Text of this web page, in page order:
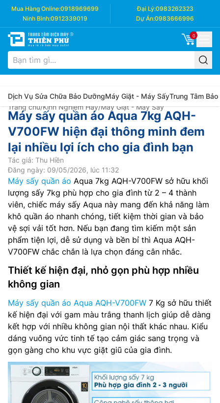
Mua Hàng Online:0918969699 Đại Lý:0983262323
Ninh Bình:0912339019 Dự Án:0983666996
0
Dịch Vụ Sửa Chữa Bảo DưỡngMáy Giặt - Máy SấyTrung Tâm Bảo
Trang chủ/Kinh Nghiệm Hay/Máy Giặt - Máy Sấy
Máy sấy quần áo Aqua 7kg AQH-
V700FW hiện đại thông minh đem
lại nhiều lợi ích cho gia đình bạn
Tác giả: Thu Hiền
Đăng ngày: 09/05/2026, lúc 11:32
Máy sấy quần áo Aqua 7kg AQH-V700FW sở hữu khối
lượng sấy 7kg phù hợp cho gia đình từ 2 – 4 thành
viên, chiếc máy sấy Aqua này mang đến khả năng làm
khô quần áo nhanh chóng, tiết kiệm thời gian và bảo
vệ sợi vải tốt hơn. Nếu bạn đang tìm kiếm một sản
phẩm tiện lợi, dễ sử dụng và bền bỉ thì Aqua AQH-
V700FW chắc chắn là lựa chọn đáng cân nhắc.
Thiết kế hiện đại, nhỏ gọn phù hợp nhiều
không gian
Máy sấy quần áo Aqua AQH-V700FW 7 Kg sở hữu thiết
kế hiện đại với gam màu trắng thanh lịch giúp dễ dàng
kết hợp với nhiều không gian nội thất khác nhau. Kiểu
dáng vuông vức tinh tế tạo cảm giác sang trọng và
gọn gàng cho khu vực giặt giũ của gia đình.